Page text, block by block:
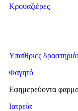
Κρουαζιέρες
Υπαίθριες
Φαγητό
Εφημερεύοντα
Ιατρεία